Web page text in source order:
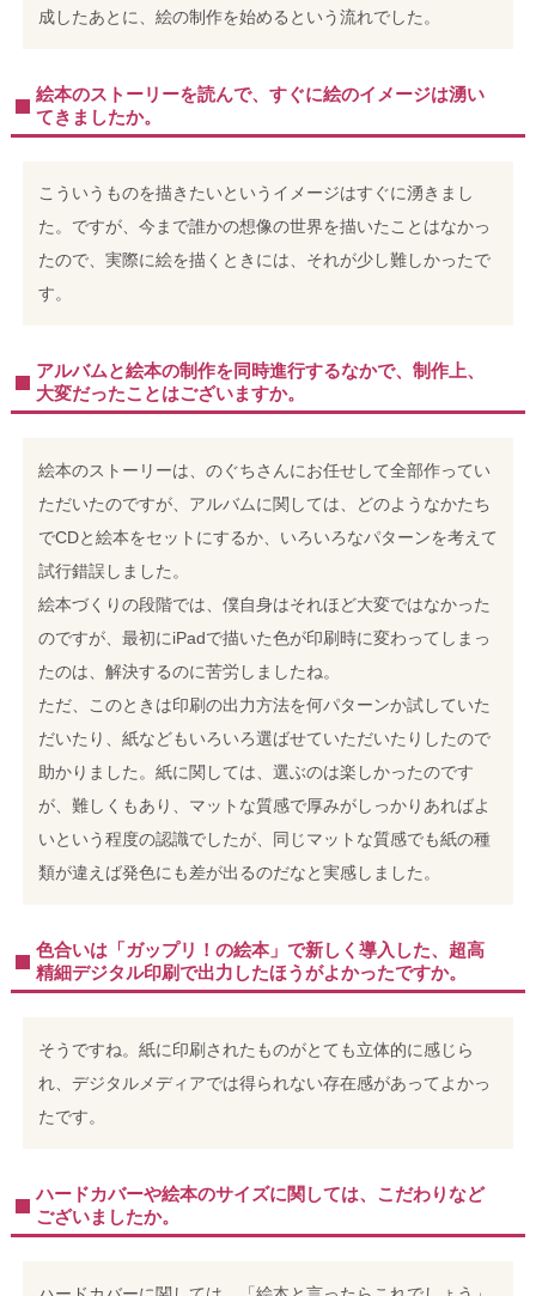
成したあとに、絵の制作を始めるという流れでした。
絵本のストーリーを読んで、すぐに絵のイメージは湧い
てきましたか。
こういうものを描きたいというイメージはすぐに湧きまし
た。ですが、今まで誰かの想像の世界を描いたことはなかっ
たので、実際に絵を描くときには、それが少し難しかったで
す。
アルバムと絵本の制作を同時進行するなかで、制作上、
大変だったことはございますか。
絵本のストーリーは、のぐちさんにお任せして全部作ってい
ただいたのですが、アルバムに関しては、どのようなかたち
でCDと絵本をセットにするか、いろいろなパターンを考えて
試行錯誤しました。
絵本づくりの段階では、僕自身はそれほど大変ではなかった
のですが、最初にiPadで描いた色が印刷時に変わってしまっ
たのは、解決するのに苦労しましたね。
ただ、このときは印刷の出力方法を何パターンか試していた
だいたり、紙などもいろいろ選ばせていただいたりしたので
助かりました。紙に関しては、選ぶのは楽しかったのです
が、難しくもあり、マットな質感で厚みがしっかりあればよ
いという程度の認識でしたが、同じマットな質感でも紙の種
類が違えば発色にも差が出るのだなと実感しました。
色合いは「ガップリ！の絵本」で新しく導入した、超高
精細デジタル印刷で出力したほうがよかったですか。
そうですね。紙に印刷されたものがとても立体的に感じら
れ、デジタルメディアでは得られない存在感があってよかっ
たです。
ハードカバーや絵本のサイズに関しては、こだわりなど
ございましたか。